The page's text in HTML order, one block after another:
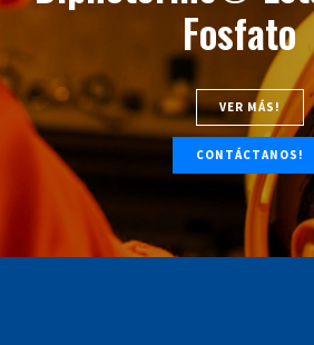
VER MÁS!
CONTÁCTANOS!